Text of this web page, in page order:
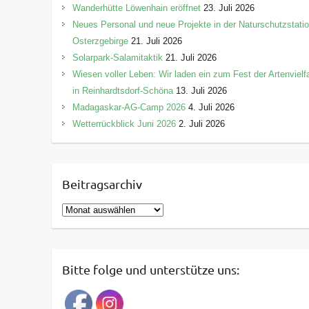
Wanderhütte Löwenhain eröffnet 23. Juli 2026
Neues Personal und neue Projekte in der
Osterzgebirge 21. Juli 2026
Solarpark-Salamitaktik 21. Juli 2026
Wiesen voller Leben: Wir laden ein zum Fest der
in Reinhardtsdorf-Schöna 13. Juli 2026
Madagaskar-AG-Camp 2026 4. Juli 2026
Wetterrückblick Juni 2026 2. Juli 2026
Beitragsarchiv
B
e
rBitte folge und unterstütze uns: